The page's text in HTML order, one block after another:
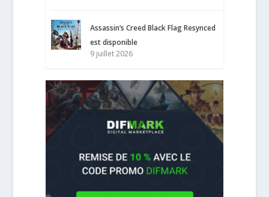
Assassin’s Creed Black Flag Resynced
est disponible
9 juillet 2026